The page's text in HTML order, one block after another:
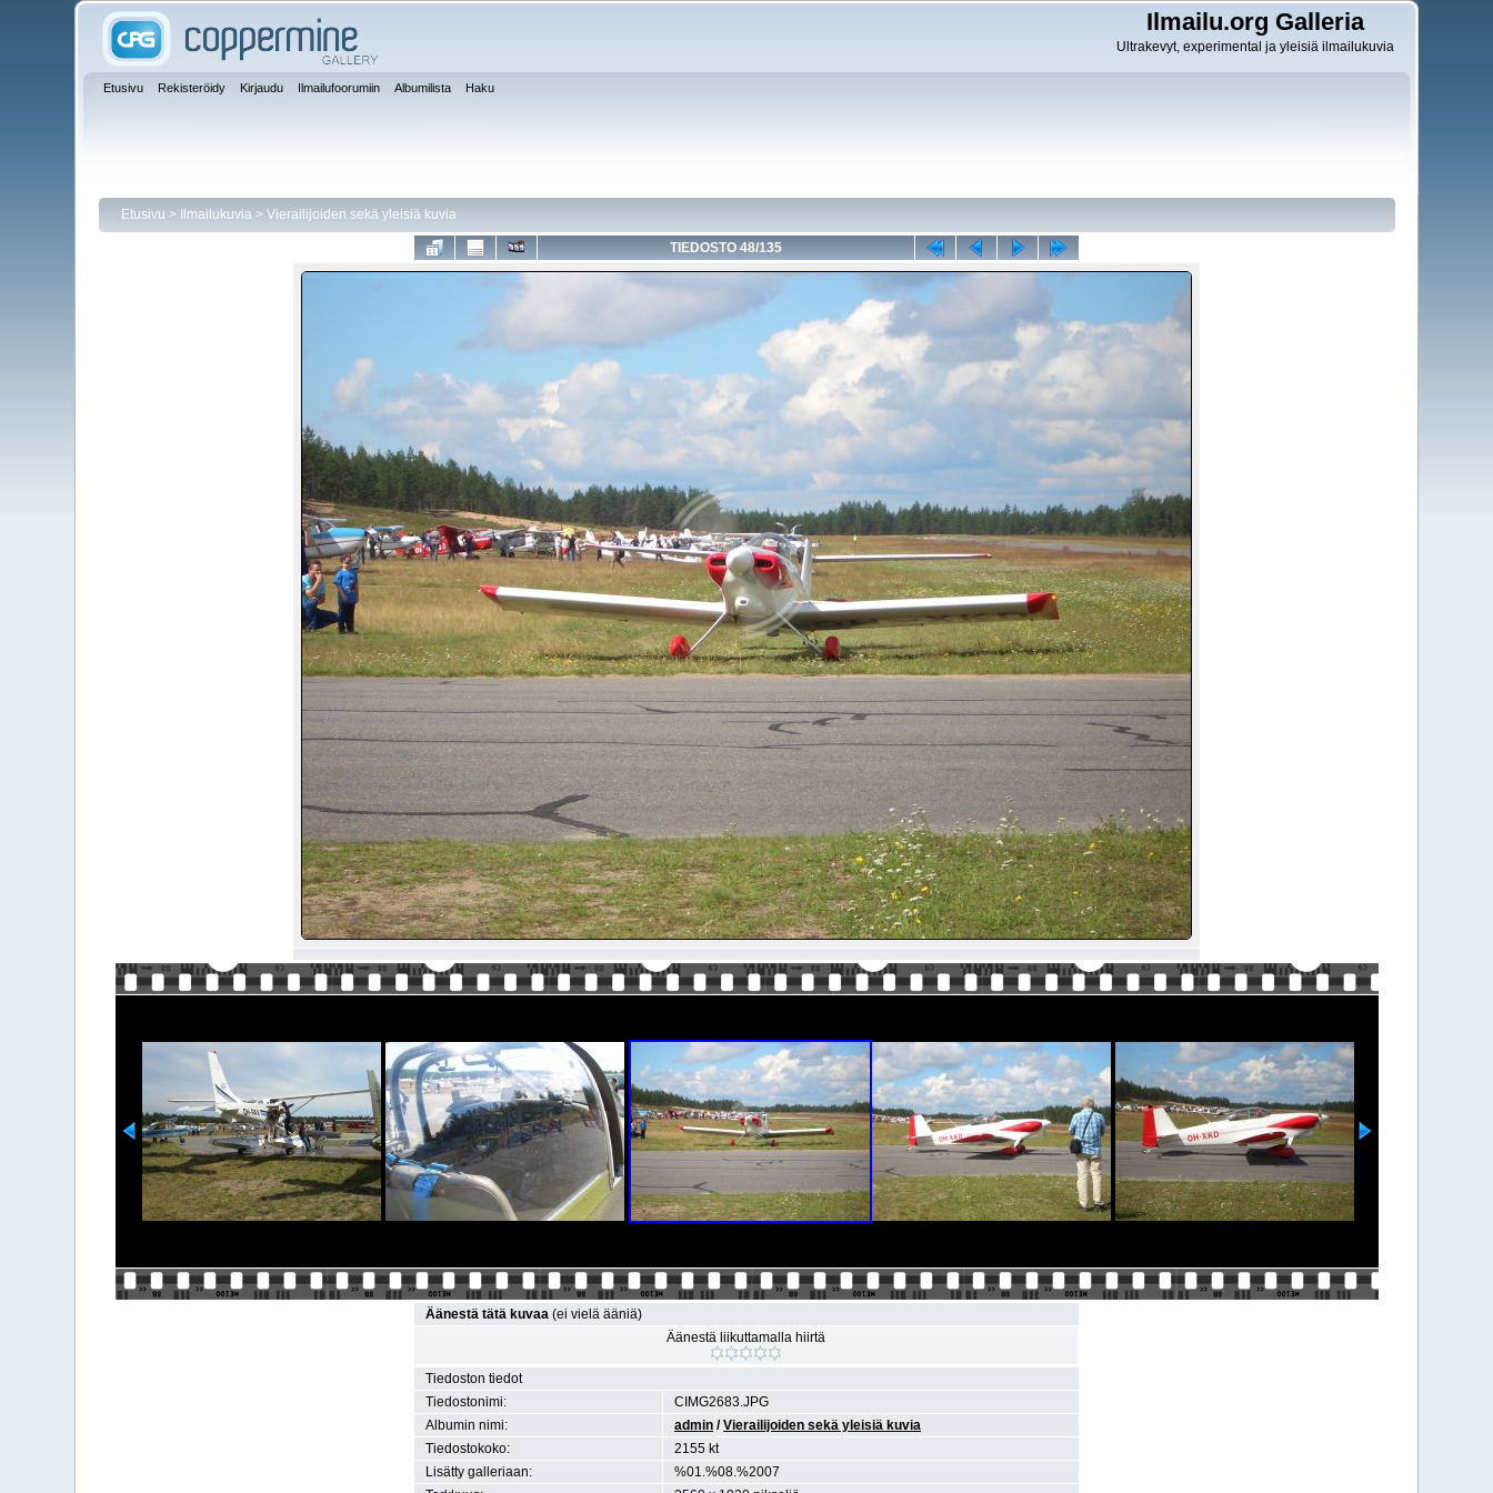
Ilmailu.org Galleria
Ultrakevyt, experimental ja yleisiä ilmailukuvia
Etusivu Rekisteröidy Kirjaudu Ilmailufoorumiin Albumilista Haku
Etusivu > Ilmailukuvia> Vierailijoiden sekä yleisiä kuvia
TIEDOSTO 48/135
Äänestä tätä kuvaa (ei vielä ääniä)
Äänestä liikuttamalla hiirtä
Tiedoston tiedot
Tiedostonimi:
CIMG2683.JPG
Albumin nimi:
admin /Vierailijoiden sekä yleisiä kuvia
Tiedostokoko:
2155 kt
Lisätty galleriaan:
%01.%08.%2007